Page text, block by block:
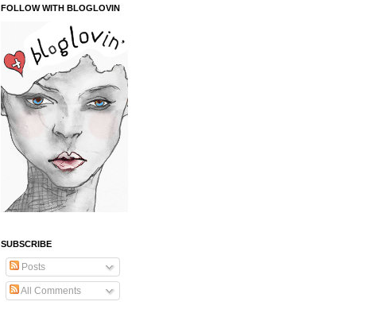
FOLLOW WITH BLOGLOVIN
SUBSCRIBE
Posts
All Comments